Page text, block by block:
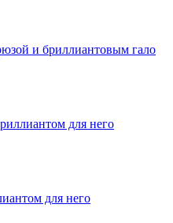
и бриллиантовым гало
для него
для него